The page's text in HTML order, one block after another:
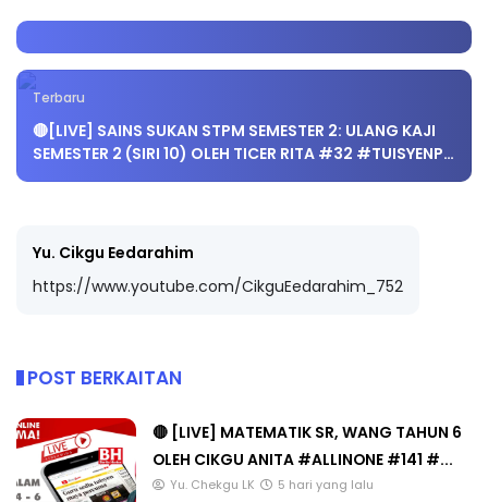
Terbaru
🔴[LIVE] SAINS SUKAN STPM SEMESTER 2: ULANG KAJI
SEMESTER 2 (SIRI 10) OLEH TICER RITA #32 #TUISYENP…
Yu. Cikgu Eedarahim
https://www.youtube.com/CikguEedarahim_752
POST BERKAITAN
🔴 [LIVE] MATEMATIK SR, WANG TAHUN 6
OLEH CIKGU ANITA #ALLINONE #141 #...
Yu. Chekgu LK 5 hari yang lalu